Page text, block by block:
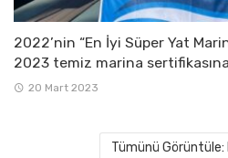
2022’nin “En İyi Süper Yat
2023 temiz marina
20 Mart 2023
Tümünü Görüntüle: